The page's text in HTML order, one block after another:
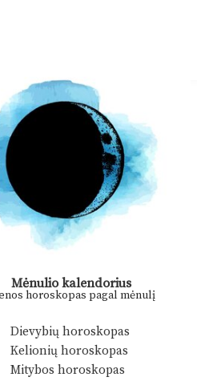
Mėnulio kalendorius
horoskopas pagal mėnulį
Dievybių horoskopas
Kelionių horoskopas
Mitybos horoskopas